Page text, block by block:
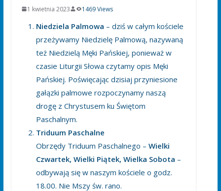
1 kwietnia 2023 1469 Views
Niedziela Palmowa – dziś w całym kościele
przeżywamy Niedzielę Palmową, nazywaną
też Niedzielą Męki Pańskiej, ponieważ w
czasie Liturgii Słowa czytamy opis Męki
Pańskiej. Poświęcając dzisiaj przyniesione
gałązki palmowe rozpoczynamy naszą
drogę z Chrystusem ku Świętom
Paschalnym.
Triduum Paschalne
Obrzędy Triduum Paschalnego – Wielki
Czwartek, Wielki Piątek, Wielka Sobota –
odbywają się w naszym kościele o godz.
18.00. Nie Mszy św. rano.